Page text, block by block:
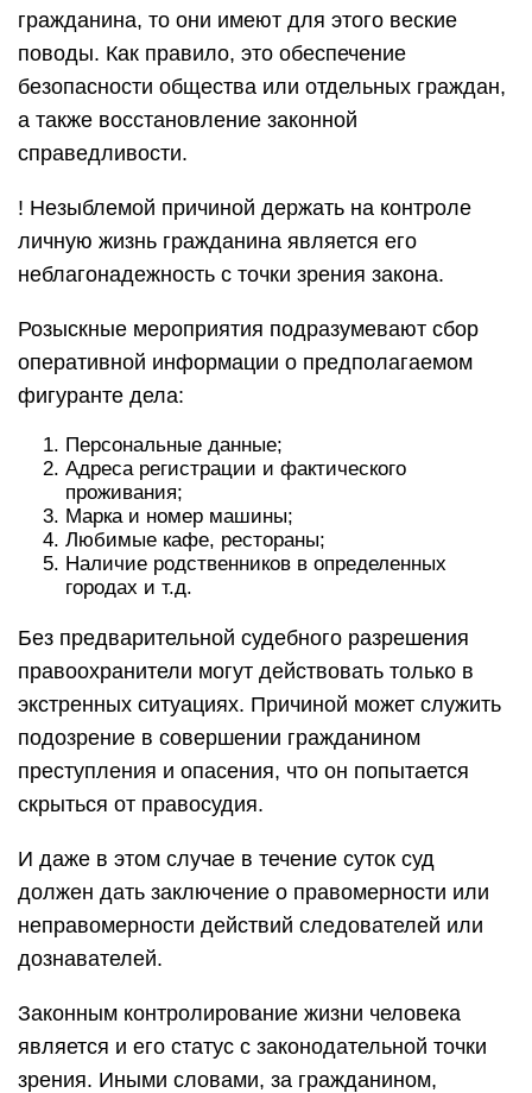
гражданина, то они имеют для этого веские
поводы. Как правило, это обеспечение
безопасности общества или отдельных граждан,
а также восстановление законной
справедливости.
! Незыблемой причиной держать на контроле
личную жизнь гражданина является его
неблагонадежность с точки зрения закона.
Розыскные мероприятия подразумевают сбор
оперативной информации о предполагаемом
фигуранте дела:
Персональные данные;
Адреса регистрации и фактического
проживания;
Марка и номер машины;
Любимые кафе, рестораны;
Наличие родственников в определенных
городах и т.д.
Без предварительной судебного разрешения
правоохранители могут действовать только в
экстренных ситуациях. Причиной может служить
подозрение в совершении гражданином
преступления и опасения, что он попытается
скрыться от правосудия.
И даже в этом случае в течение суток суд
должен дать заключение о правомерности или
неправомерности действий следователей или
дознавателей.
Законным контролирование жизни человека
является и его статус с законодательной точки
зрения. Иными словами, за гражданином,